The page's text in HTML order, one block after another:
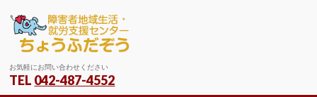
お気軽にお問い合わせください
TEL 042-487-4552